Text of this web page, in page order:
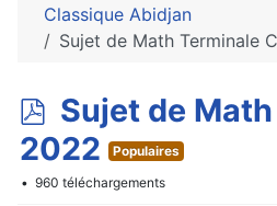
Classique Abidjan
Sujet de Math Terminale
p
d
f
Sujet de
2022
Populaires
960 téléchargements